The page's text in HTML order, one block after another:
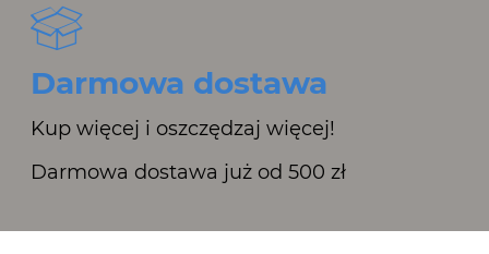
Darmowa dostawa
Kup więcej i oszczędzaj więcej!
Darmowa dostawa już od 500 zł